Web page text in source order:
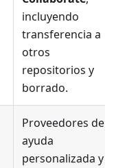
incluyendo
transferencia a
otros
repositorios y
borrado.
Proveedores de
ayuda
personalizada y